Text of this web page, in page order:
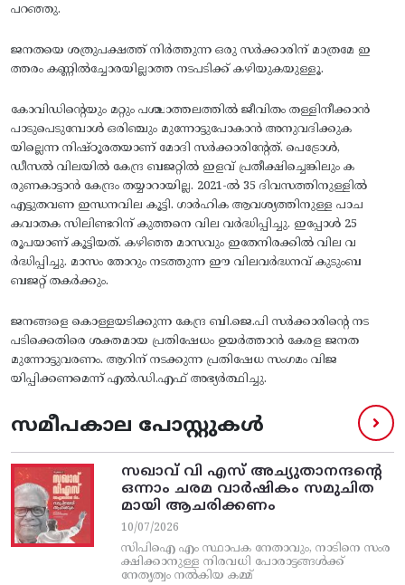
പറഞ്ഞു.
ജനതയെ ശത്രുപക്ഷത്ത്‌ നിര്‍ത്തുന്ന ഒരു സര്‍ക്കാരിന്‌ മാത്രമേ ഇ
ത്തരം കണ്ണില്‍ച്ചോരയില്ലാത്ത നടപടിക്ക്‌ കഴിയുകയുള്ളൂ.
കോവിഡിന്റെയും മറ്റും പശ്ചാത്തലത്തില്‍ ജീവിതം തള്ളിനീക്കാന്‍
പാടുപെടുമ്പോള്‍ ഒരിഞ്ചും മുന്നോട്ടുപോകാന്‍ അനുവദിക്കുക
യില്ലെന്ന നിഷ്‌ഠൂരതയാണ്‌ മോദി സര്‍ക്കാരിന്റേത്‌. പെട്രോള്‍,
ഡീസല്‍ വിലയില്‍ കേന്ദ്ര ബജറ്റില്‍ ഇളവ്‌ പ്രതീക്ഷിച്ചെങ്കിലും ക
രുണകാട്ടാന്‍ കേന്ദ്രം തയ്യാറായില്ല. 2021-ല്‍ 35 ദിവസത്തിനുള്ളില്‍
എട്ടുതവണ ഇന്ധനവില കൂട്ടി. ഗാര്‍ഹിക ആവശ്യത്തിനുള്ള പാച
കവാതക സിലിണ്ടറിന്‌ കുത്തനെ വില വര്‍ദ്ധിപ്പിച്ചു. ഇപ്പോള്‍ 25
രൂപയാണ്‌ കൂട്ടിയത്‌. കഴിഞ്ഞ മാസവും ഇതേനിരക്കില്‍ വില വ
ര്‍ദ്ധിപ്പിച്ചു. മാസം തോറും നടത്തുന്ന ഈ വിലവര്‍ദ്ധനവ്‌ കുടുംബ
ബജറ്റ്‌ തകര്‍ക്കും.
ജനങ്ങളെ കൊള്ളയടിക്കുന്ന കേന്ദ്ര ബി.ജെ.പി സര്‍ക്കാരിന്റെ നട
പടിക്കെതിരെ ശക്തമായ പ്രതിഷേധം ഉയര്‍ത്താന്‍ കേരള ജനത
മുന്നോട്ടുവരണം. ആറിന്‌ നടക്കുന്ന പ്രതിഷേധ സംഗമം വിജ
യിപ്പിക്കണമെന്ന്‌ എല്‍.ഡി.എഫ്‌ അഭ്യര്‍ത്ഥിച്ചു.
സമീപകാല പോസ്റ്റുകൾ
സഖാവ് വി എസ്‌ അച്യുതാനന്ദന്റെ
ഒന്നാം ചരമ വാര്‍ഷികം സമുചിത
മായി ആചരിക്കണം
10/07/2026
സിപിഐ എം സ്ഥാപക നേതാവും, നാടിനെ സംര
ക്ഷിക്കാനുള്ള നിരവധി പോരാട്ടങ്ങള്‍ക്ക്‌
നേതൃത്വം നല്‍കിയ കമ്മ്